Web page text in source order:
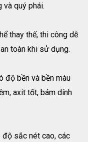
và quý phái.
thay thế, thi công dễ
toàn khi sử dụng.
độ bền và bền màu
axit tốt, bám dính
độ sắc nét cao, các